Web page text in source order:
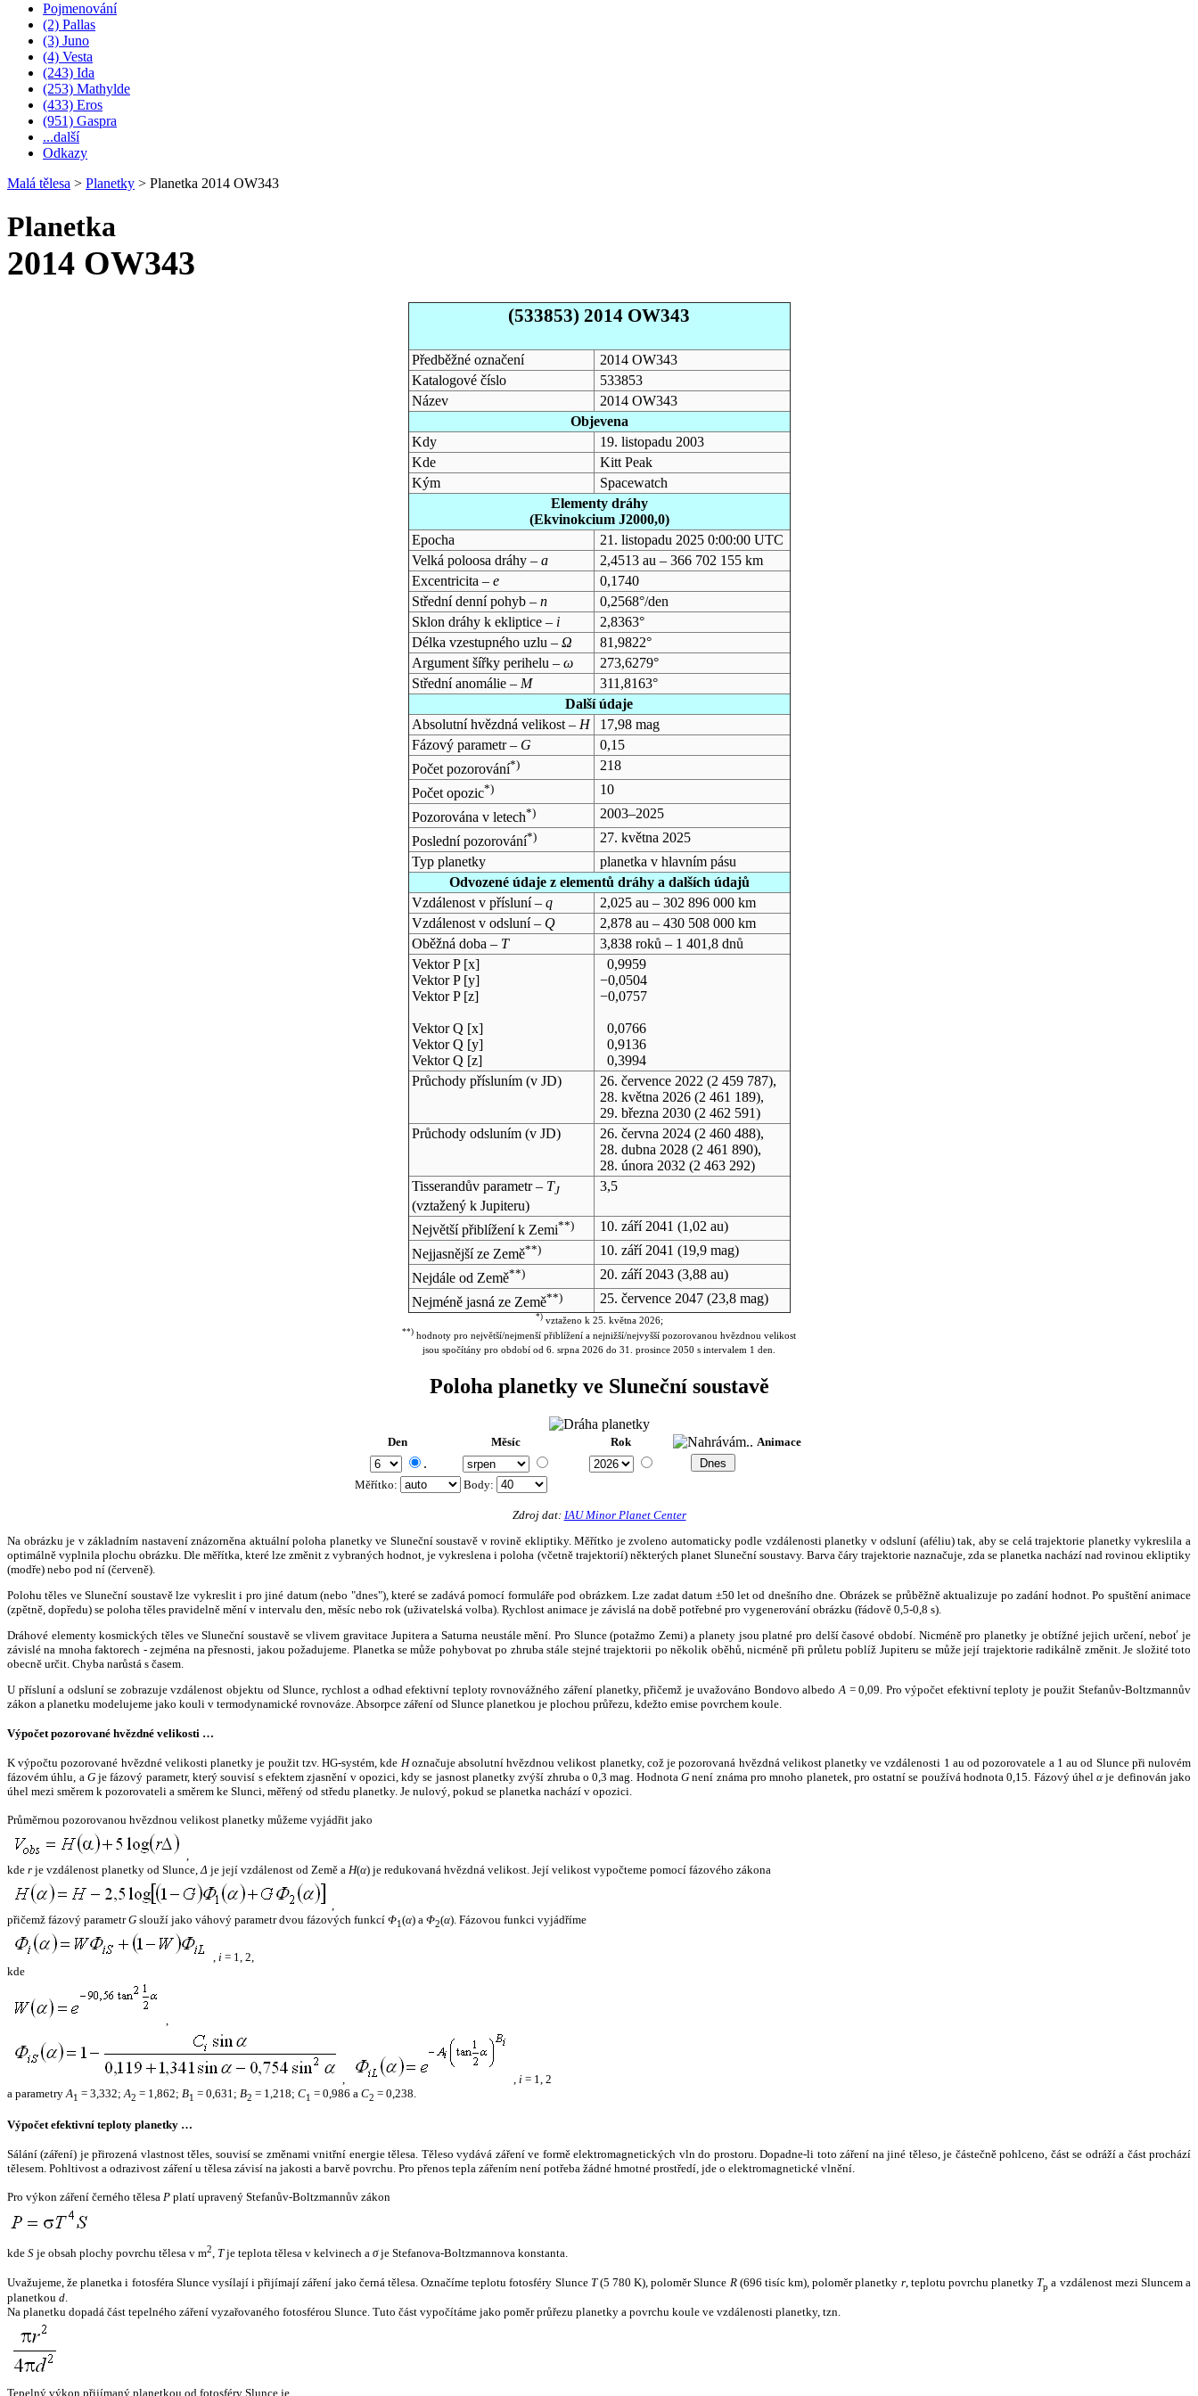
Pojmenování
(2) Pallas
(3) Juno
(4) Vesta
(243) Ida
(253) Mathylde
(433) Eros
(951) Gaspra
...další
Odkazy
Malá tělesa > Planetky > Planetka 2014 OW343
Planetka
2014 OW343
(533853) 2014 OW343
Předběžné označení
2014 OW343
Katalogové číslo
533853
Název
2014 OW343
Objevena
Kdy
19. listopadu 2003
Kde
Kitt Peak
Kým
Spacewatch
Elementy dráhy
(Ekvinokcium J2000,0)
Epocha
21. listopadu 2025 0:00:00 UTC
Velká poloosa dráhy – a
2,4513 au – 366 702 155 km
Excentricita – e
0,1740
Střední denní pohyb – n
0,2568°/den
Sklon dráhy k ekliptice – i
2,8363°
Délka vzestupného uzlu – Ω
81,9822°
Argument šířky perihelu – ω
273,6279°
Střední anomálie – M
311,8163°
Další údaje
Absolutní hvězdná velikost – H
17,98 mag
Fázový parametr – G
0,15
Počet pozorování*)
218
Počet opozic*)
10
Pozorována v letech*)
2003–2025
Poslední pozorování*)
27. května 2025
Typ planetky
planetka v hlavním pásu
Odvozené údaje z elementů dráhy a dalších údajů
Vzdálenost v přísluní – q
2,025 au – 302 896 000 km
Vzdálenost v odsluní – Q
2,878 au – 430 508 000 km
Oběžná doba – T
3,838 roků – 1 401,8 dnů
Vektor P [x]
Vektor P [y]
Vektor P [z]
Vektor Q [x]
Vektor Q [y]
Vektor Q [z]
0,9959
−0,0504
−0,0757
0,0766
0,9136
0,3994
Průchody přísluním (v JD) 26. července 2022 (2 459 787),
28. května 2026(2 461 189),
29. března 2030(2 462 591)
Průchody odsluním (v JD) 26. června 2024(2 460 488),
28. dubna 2028(2 461 890),
28. února 2032 (2 463 292)
Tisserandův parametr – TJ
(vztažený k Jupiteru)
3,5
Největší přiblížení k Zemi**) 10. září 2041 (1,02 au)
Nejjasnější ze Země**) 10. září 2041 (19,9 mag)
Nejdále od Země**) 20. září 2043(3,88 au)
Nejméně jasná ze Země**) 25. července 2047(23,8 mag)
*)vztaženo k 25. května 2026;
**) hodnoty pro největší/nejmenší přiblížení a nejnižší/nejvyšší pozorovanou hvězdnou velikost
jsou spočítány pro období od 6. srpna 2026 do 31. prosince 2050 s intervalem 1 den.
Poloha planetky ve Sluneční soustavě
Den Měsíc Rok Animace
.
Měřítko: Body:
Zdroj dat: IAU Minor Planet Center
Na obrázku je v základním nastavení znázorněna aktuální poloha planetky ve Sluneční soustavě v rovině ekliptiky. Měřítko je zvoleno automaticky podle vzdálenosti planetky v odsluní (aféliu) tak, aby se celá trajektorie planetky vykreslila a
optimálně vyplnila plochu obrázku. Dle měřítka, které lze změnit z vybraných hodnot, je vykreslena i poloha (včetně trajektorií) některých planet Sluneční soustavy. Barva čáry trajektorie naznačuje, zda se planetka nachází nad rovinou ekliptiky
(modře) nebo pod ní (červeně).
Polohu těles ve Sluneční soustavě lze vykreslit i pro jiné datum (nebo "dnes"), které se zadává pomocí formuláře pod obrázkem. Lze zadat datum ±50 let od dnešního dne. Obrázek se průběžně aktualizuje po zadání hodnot. Po spuštění animace
(zpětně, dopředu) se poloha těles pravidelně mění v intervalu den, měsíc nebo rok (uživatelská volba). Rychlost animace je závislá na době potřebné pro vygenerování obrázku (řádově 0,5-0,8 s).
Dráhové elementy kosmických těles ve Sluneční soustavě se vlivem gravitace Jupitera a Saturna neustále mění. Pro Slunce (potažmo Zemi) a planety jsou platné pro delší časové období. Nicméně pro planetky je obtížné jejich určení, neboť je
závislé na mnoha faktorech - zejména na přesnosti, jakou požadujeme. Planetka se může pohybovat po zhruba stále stejné trajektorii po několik oběhů, nicméně při průletu poblíž Jupiteru se může její trajektorie radikálně změnit. Je složité toto
obecně určit. Chyba narůstá s časem.
U přísluní a odsluní se zobrazuje vzdálenost objektu od Slunce, rychlost a odhad efektivní teploty rovnovážného záření planetky, přičemž je uvažováno Bondovo albedo A = 0,09. Pro výpočet efektivní teploty je použit Stefanův-Boltzmannův
zákon a planetku modelujeme jako kouli v termodynamické rovnováze. Absorpce záření od Slunce planetkou je plochou průřezu, kdežto emise povrchem koule.
Výpočet pozorované hvězdné velikosti …
K výpočtu pozorované hvězdné velikosti planetky je použit tzv. HG-systém, kde Hoznačuje absolutní hvězdnou velikost planetky, což je pozorovaná hvězdná velikost planetky ve vzdálenosti 1 au od pozorovatele a 1 au od Slunce při nulovém
fázovém úhlu, a Gje fázový parametr, který souvisí s efektem zjasnění v opozici, kdy se jasnost planetky zvýší zhruba o 0,3 mag. HodnotaG není známa pro mnoho planetek, pro ostatní se používá hodnota 0,15. Fázový úhelα je definován jako
úhel mezi směrem k pozorovateli a směrem ke Slunci, měřený od středu planetky. Je nulový, pokud se planetka nachází v opozici.
Průměrnou pozorovanou hvězdnou velikost planetky můžeme vyjádřit jako
,
kde r je vzdálenost planetky od Slunce,Δ je její vzdálenost od Země a H(α) je redukovaná hvězdná velikost. Její velikost vypočteme pomocí fázového zákona
,
přičemž fázový parametrG slouží jako váhový parametr dvou fázových funkcí Φ1(α) a Φ2(α). Fázovou funkci vyjádříme
, i = 1, 2,
kde
,
, , i = 1, 2
a parametryA1 = 3,332;A2 = 1,862; B1 = 0,631; B2 = 1,218; C1 = 0,986 a C2 = 0,238.
Výpočet efektivní teploty planetky …
Sálání (záření) je přirozená vlastnost těles, souvisí se změnami vnitřní energie tělesa. Těleso vydává záření ve formě elektromagnetických vln do prostoru. Dopadne-li toto záření na jiné těleso, je částečně pohlceno, část se odráží a část prochází
tělesem. Pohltivost a odrazivost záření u tělesa závisí na jakosti a barvě povrchu. Pro přenos tepla zářením není potřeba žádné hmotné prostředí, jde o elektromagnetické vlnění.
Pro výkon záření černého tělesa P platí upravený Stefanův-Boltzmannův zákon
kde S je obsah plochy povrchu tělesa v m2, Tje teplota tělesa v kelvinech a σje Stefanova-Boltzmannova konstanta.
Uvažujeme, že planetka i fotosféra Slunce vysílají i přijímají záření jako černá tělesa. Označíme teplotu fotosféry Slunce T(5 780 K), poloměr Slunce R(696 tisíc km), poloměr planetky r, teplotu povrchu planetky Tp a vzdálenost mezi Sluncem a
planetkou d.
Na planetku dopadá část tepelného záření vyzařovaného fotosférou Slunce. Tuto část vypočítáme jako poměr průřezu planetky a povrchu koule ve vzdálenosti planetky, tzn.
Tepelný výkon přijímaný planetkou od fotosféry Slunce je